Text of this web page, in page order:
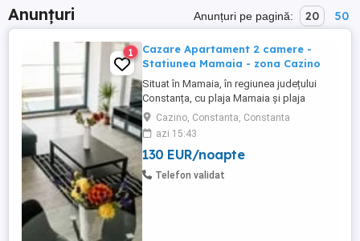
Anunțuri Anunțuri pe pagină: 20 50
1
Cazare Apartament 2 camere -
Statiunea Mamaia - zona Cazino
Situat în Mamaia, în regiunea județului
Constanța, cu plaja Mamaia și plaja
Myrtos în apropiere, Diamond View
Apartments oferă cazare cu parcare
privată gratuită garantată pentru fiecare
apartament. Apartamente cu doua camera
de inchiriat in regim hotelier, Statiunea
Cazino, Constanta, Constanta
azi 15:43
130 EUR/noapte
Telefon validat